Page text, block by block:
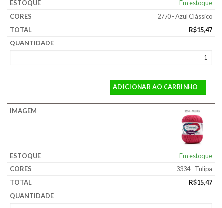
Em estoque
2770 - Azul Clássico
R$15,47
ADICIONAR AO CARRINHO
Em estoque
3334 - Tulipa
R$15,47